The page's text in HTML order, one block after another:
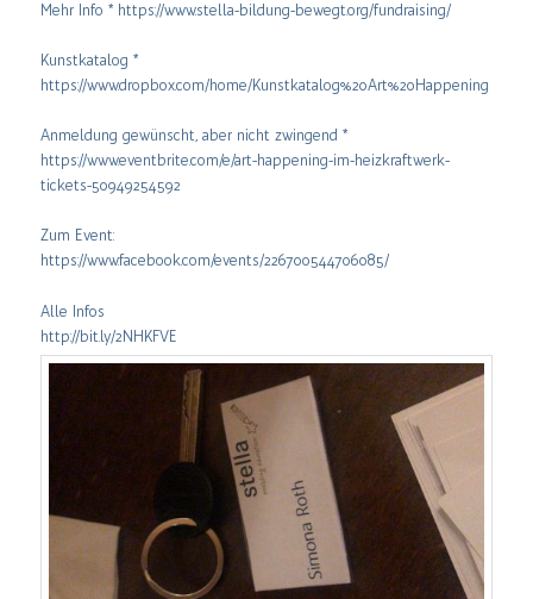
Mehr Info * https://www.stella-bildung-bewegt.org/fundraising/
Kunstkatalog *
https://www.dropbox.com/home/Kunstkatalog%20Art%20Happening
Anmeldung gewünscht, aber nicht zwingend *
https://www.eventbrite.com/e/art-happening-im-heizkraftwerk-
tickets-50949254592
Zum Event:
https://www.facebook.com/events/226700544706085/
Alle Infos
http://bit.ly/2NHKFVE